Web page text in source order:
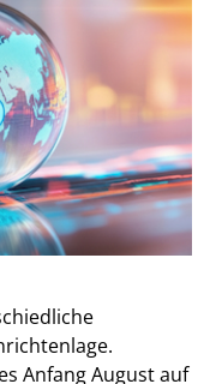
Anfang August auf